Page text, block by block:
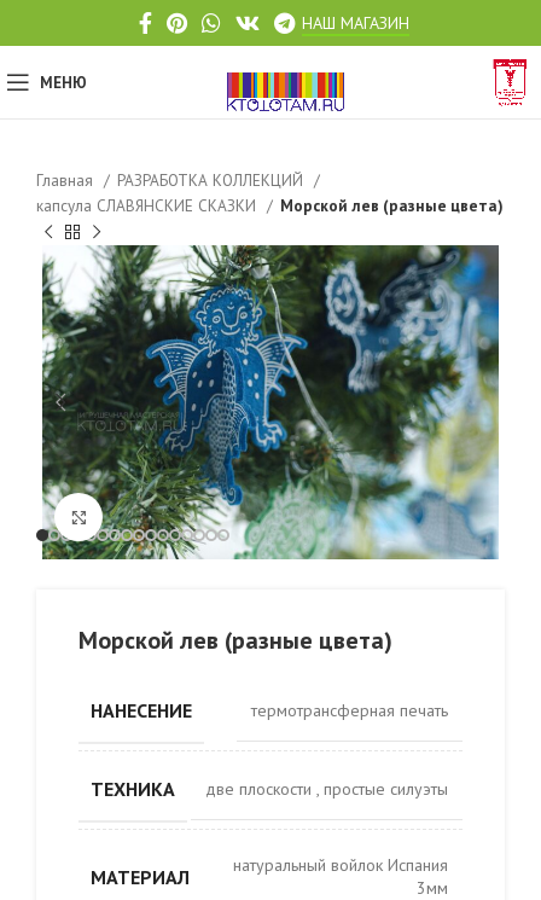
НАШ МАГАЗИН
МЕНЮ
Главная
РАЗРАБОТКА КОЛЛЕКЦИЙ
капсула СЛАВЯНСКИЕ СКАЗКИ
Морской лев (разные цвета)
Click to enlarge
Морской лев (разные цвета)
НАНЕСЕНИЕ термотрансферная печать
ТЕХНИКА две плоскости , простые силуэты
МАТЕРИАЛ
натуральный войлок Испания
3мм